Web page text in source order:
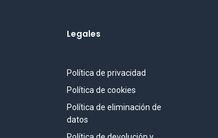
Legales
Política de privacidad
Política de cookies
Política de eliminación de
datos